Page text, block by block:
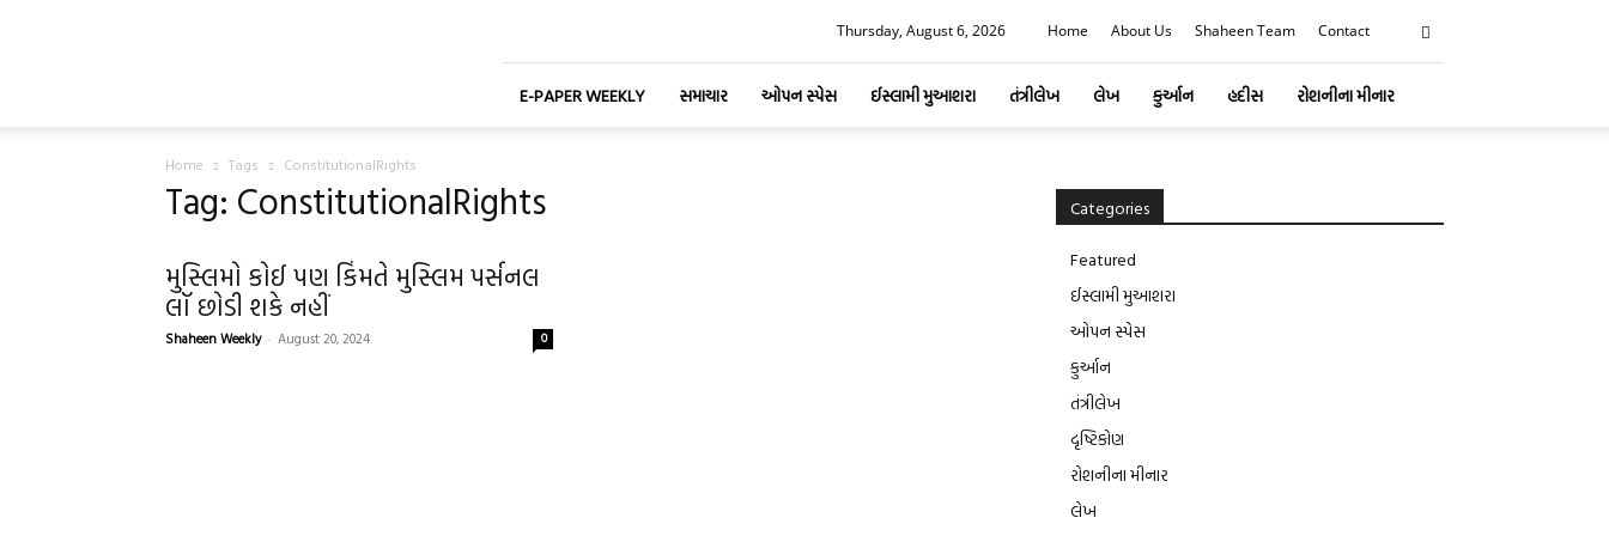
Thursday, August 6, 2026 Home About Us Shaheen Team Contact
E-PAPER WEEKLY સમાચાર ઓપન સ્પેસ ઈસ્લામી મુઆશરા તંત્રીલેખ લેખ કુર્આન હદીસ રોશનીના મીનાર
Home Tags ConstitutionalRights
Tag: ConstitutionalRights
મુસ્લિમો કોઈ પણ કિંમતે મુસ્લિમ પર્સનલ
લૉ છોડી શકે નહીં
Shaheen Weekly - August 20, 2024 0
Categories
Featured
ઈસ્લામી મુઆશરા
ઓપન સ્પેસ
કુર્આન
તંત્રીલેખ
દૃષ્ટિકોણ
રોશનીના મીનાર
લેખ